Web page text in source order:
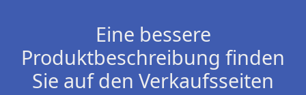
Eine bessere
Produktbeschreibung finden
Sie auf den Verkaufsseiten